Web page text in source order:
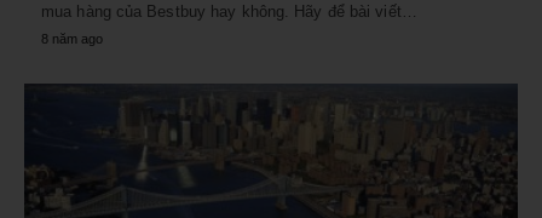
mua hàng của Bestbuy hay không. Hãy để bài viết…
8 năm ago